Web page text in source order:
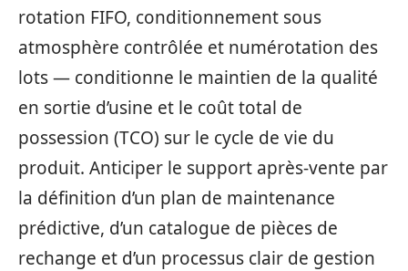
rotation FIFO, conditionnement sous
atmosphère contrôlée et numérotation des
lots — conditionne le maintien de la qualité
en sortie d’usine et le coût total de
possession (TCO) sur le cycle de vie du
produit. Anticiper le support après-vente par
la définition d’un plan de maintenance
prédictive, d’un catalogue de pièces de
rechange et d’un processus clair de gestion